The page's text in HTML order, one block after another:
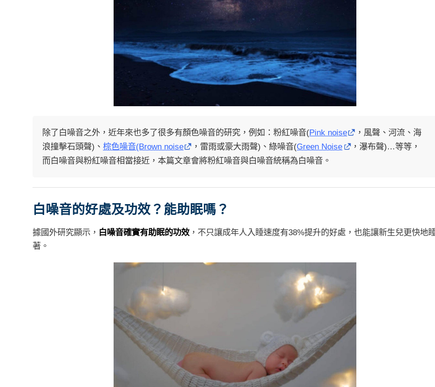
除了白噪音之外，近年來也多了很多有顏色噪音的研究，例如：粉紅噪音(Pink noise
，風聲、河流、海
浪撞擊石頭聲)、 棕色噪音(Brown noise ，雷雨或豪大雨聲)、綠噪音(Green Noise
，瀑布聲)…等等，
而白噪音與粉紅噪音相當接近，本篇文章會將粉紅噪音與白噪音統稱為白噪音。
白噪音的好處及功效？能助眠嗎？
據國外研究顯示， 白噪音確實有助眠的功效，不只讓成年人入睡速度有38%提升的好處，也能讓新生兒更快地
著。